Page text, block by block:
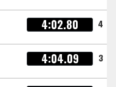
4:02.80 4
4:04.09 3